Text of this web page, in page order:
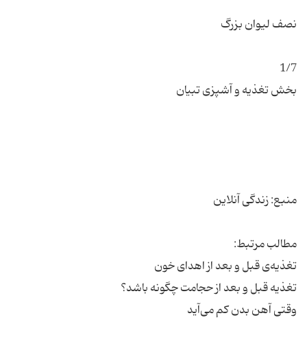
وقتی آهن بدن کم می‌آید